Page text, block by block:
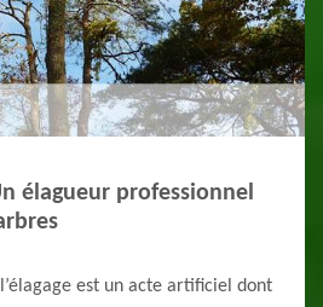
élagueur professionnel
est un acte artificiel dont